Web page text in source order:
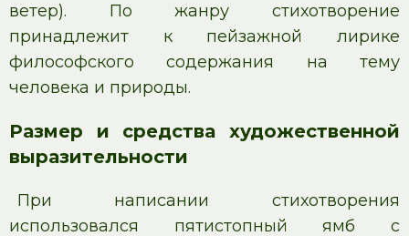
ветер). По жанру стихотворение
принадлежит к пейзажной лирике
философского содержания на тему
человека и природы.
Размер и средства художественной
выразительности
При написании стихотворения
использовался пятистопный ямб с